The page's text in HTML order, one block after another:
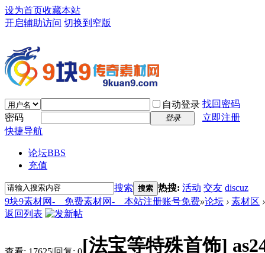
设为首页收藏本站
开启辅助访问 切换到窄版
自动登录 找回密码
密码
登录
立即注册
快捷导航
论坛BBS
充值
搜索 搜索 热搜: 活动 交友 discuz
9块9素材网-＿免费素材网-＿本站注册账号免费»论坛 › 素材区 ›
返回列表
[法宝等特殊首饰]